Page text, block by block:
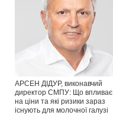
АРСЕН ДІДУР, виконавчий
директор СМПУ: Що впливає
на ціни та які ризики зараз
існують для молочної галузі